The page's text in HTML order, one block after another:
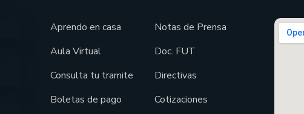
Aprendo en casa
Aula Virtual
Consulta tu tramite
Boletas de pago
Notas de Prensa
Doc. FUT
Directivas
Cotizaciones